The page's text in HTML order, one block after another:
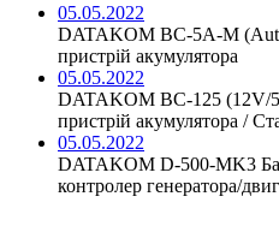
05.05.2022
DATAKOM BC-5A-M
пристрій акумулятора
05.05.2022
DATAKOM BC-125 (12V/
пристрій акумулятора /
05.05.2022
DATAKOM D-500-MK3
контролер генератора/